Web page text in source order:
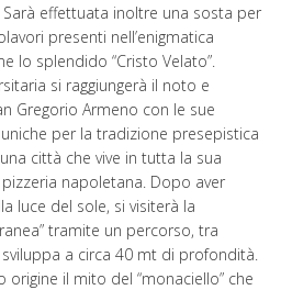
Sarà effettuata inoltre una sosta per
presenti nell’enigmatica
lo splendido “Cristo Velato”.
si raggiungerà il noto e
Gregorio Armeno con le sue
per la tradizione presepistica
città che vive in tutta la sua
napoletana. Dopo aver
luce del sole, si visiterà la
tramite un percorso, tra
a circa 40 mt di profondità.
origine il mito del “monaciello” che